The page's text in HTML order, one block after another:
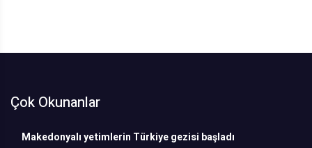
Çok Okunanlar
Makedonyalı yetimlerin Türkiye gezisi başladı